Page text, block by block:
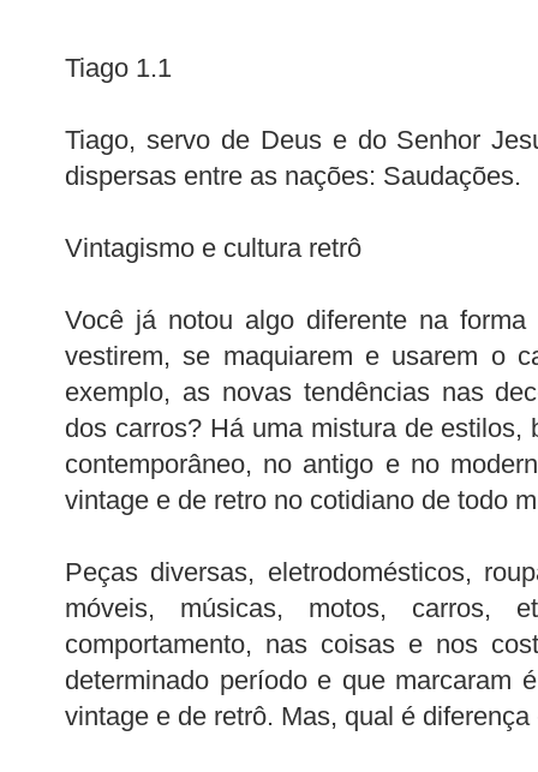
Tiago 1.1
Tiago, servo de Deus e do Senhor
dispersas entre as nações: Saudações.
Vintagismo e cultura retrô
Você já notou algo diferente na
vestirem, se maquiarem e usarem o
exemplo, as novas tendências nas
dos carros? Há uma mistura de estilos,
contemporâneo, no antigo e no
vintage e de retro no cotidiano de todo
Peças diversas, eletrodomésticos,
móveis, músicas, motos, carros,
comportamento, nas coisas e nos
determinado período e que marcaram
vintage e de retrô. Mas, qual é diferença